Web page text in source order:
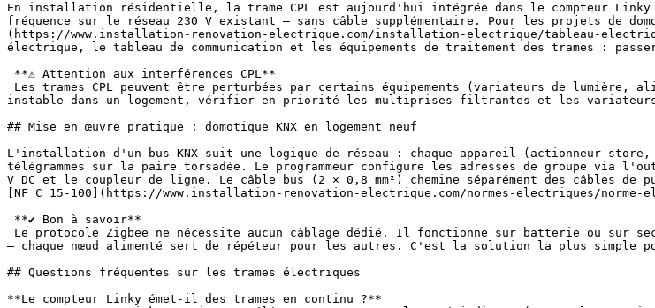
En installation résidentielle, la trame CPL est aujourd'hui intégrée dans le compteur Linky
fréquence sur le réseau 230 V existant — sans câble supplémentaire. Pour les projets de
(https://www.installation-renovation-electrique.com/installation-electrique/tableau-
électrique, le tableau de communication et les équipements de traitement des trames :
instable dans un logement, vérifier en priorité les multiprises filtrantes et les
## Mise en œuvre pratique : domotique KNX en logement neuf
L'installation d'un bus KNX suit une logique de réseau : chaque appareil (actionneur
télégrammes sur la paire torsadée. Le programmeur configure les adresses de groupe via
V DC et le coupleur de ligne. Le câble bus (2 × 0,8 mm²) chemine séparément des câbles
[NF C 15-100](https://www.installation-renovation-electrique.com/normes-electriques/
— chaque nœud alimenté sert de répéteur pour les autres. C'est la solution la plus simple
## Questions fréquentes sur les trames électriques
**Le compteur Linky émet-il des trames en continu ?**